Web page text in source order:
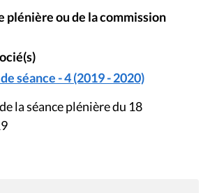
plénière ou de la commission
séance - 4 (2019 - 2020)
la séance plénière du 18